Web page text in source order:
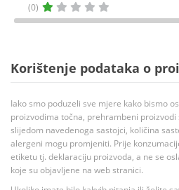
(0)
Korištenje podataka o
Iako smo poduzeli sve mjere kako bismo
proizvodima točna, prehrambeni proizvodi
slijedom navedenoga sastojci, količina
alergeni mogu promjeniti. Prije
etiketu tj. deklaraciju proizvoda, a ne se
koje su objavljene na web stranici.